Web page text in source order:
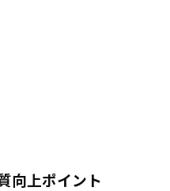
向上ポイント